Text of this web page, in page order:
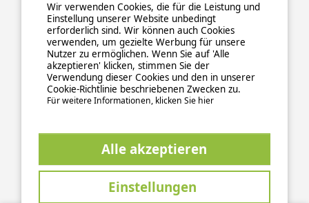
DATENSCHUTZERKLÄRUNGCOOKIESIMPRESSUM
Sichere und zuverlässige Zahlungsabwicklung
Wir verwenden Cookies, die für die Leistung und
Einstellung unserer Website unbedingt
erforderlich sind. Wir können auch Cookies
verwenden, um gezielte Werbung für unsere
Nutzer zu ermöglichen. Wenn Sie auf 'Alle
akzeptieren' klicken, stimmen Sie der
Verwendung dieser Cookies und den in unserer
Cookie-Richtlinie beschriebenen Zwecken zu.
Für weitere Informationen, klicken Sie hier
Alle akzeptieren
Einstellungen